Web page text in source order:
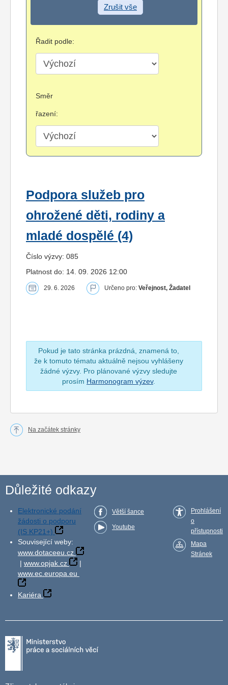
Zrušit vše
Řadit podle:
Směr
řazení:
Podpora služeb pro
ohrožené děti, rodiny a
mladé dospělé (4)
Číslo výzvy: 085
Platnost do: 14. 09. 2026 12:00
29. 6. 2026 Určeno pro: Veřejnost, Žadatel
Pokud je tato stránka prázdná, znamená to,
že k tomuto tématu aktuálně nejsou vyhlášeny
žádné výzvy. Pro plánované výzvy sledujte
prosím Harmonogram výzev.
Na začátek stránky
Důležité odkazy
Elektronické podání
žádosti o podporu
(IS KP21+)
Související weby:
www.dotaceeu.cz
| www.opjak.cz
|
www.ec.europa.eu
Kariéra
Větší šance
Youtube
Prohlášení
o
přístupnosti
Mapa
Stránek